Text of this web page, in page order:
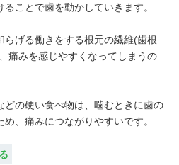
ことで歯を動かしていきます。
らげる働きをする根元の繊維(歯根
痛みを感じやすくなってしまうの
どの硬い食べ物は、噛むときに歯の
、痛みにつながりやすいです。